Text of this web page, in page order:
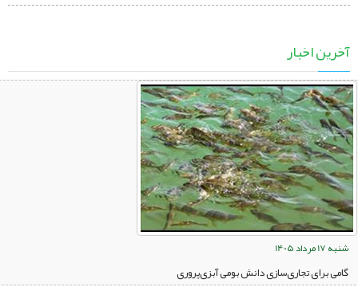
آخرین اخبار
شنبه 17 مرداد 1405
گامی برای تجاری‌سازی دانش بومی آبزی‌پروری